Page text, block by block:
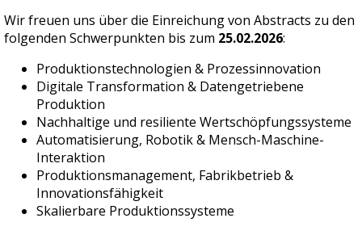
Wir freuen uns über die Einreichung von Abstracts zu den
folgenden Schwerpunkten bis zum 25.02.2026:
Produktionstechnologien & Prozessinnovation
Digitale Transformation & Datengetriebene
Produktion
Nachhaltige und resiliente Wertschöpfungssysteme
Automatisierung, Robotik & Mensch-Maschine-
Interaktion
Produktionsmanagement, Fabrikbetrieb &
Innovationsfähigkeit
Skalierbare Produktionssysteme